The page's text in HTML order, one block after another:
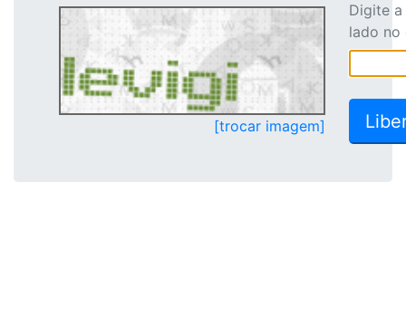
[trocar imagem]
Digite
lado no